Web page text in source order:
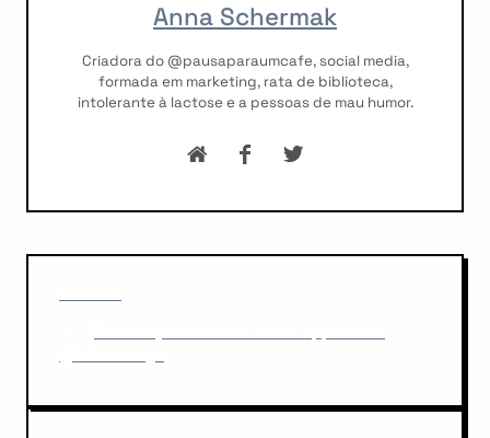
Anna Schermak
Criadora do @pausaparaumcafe, social media,
formada em marketing, rata de biblioteca,
intolerante à lactose e a pessoas de mau humor.
n
P
v
o